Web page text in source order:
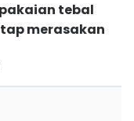
tebal
merasakan